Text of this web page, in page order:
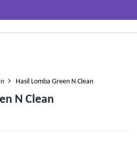
Hasil Lomba Green N Clean
N Clean